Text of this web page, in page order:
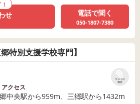
せ 電話で聞く
050-1807-7380
特別支援学校専門】
リストに
保存
アクセス
中央駅から959m、三郷駅から1432m